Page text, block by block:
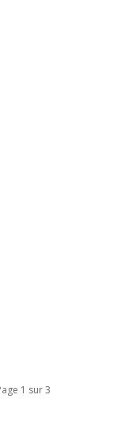
1 sur 3